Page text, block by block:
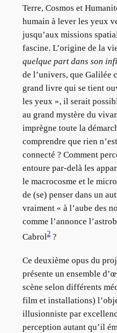
Terre, Cosmos et
humain à lever les yeux
jusqu’aux missions
fascine. L’origine de la
quelque part dans son
de l’univers, que Galilée
grand livre qui se tient
les yeux », il serait
au grand mystère du
imprègne toute la
comprendre que rien
connecté ? Comment
entoure par-delà les
le macrocosme et le
de (se) penser dans un
vraiment « à l’aube des
comme l’annonce
Cabrol2?
Ce deuxième opus du
présente un ensemble
scène selon différents
film et installations)
illusionniste par
perception autant qu’il